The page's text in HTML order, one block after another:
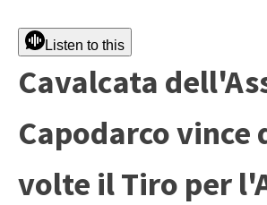
Listen to this
Cavalcata
Capodarco vince
volte il Tiro per